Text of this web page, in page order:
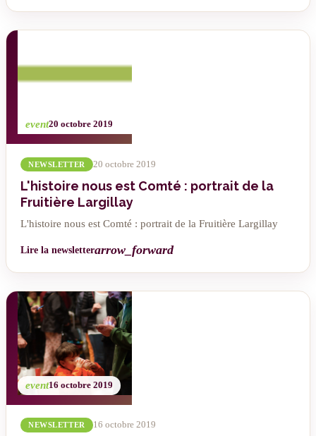
event20 octobre 2019
NEWSLETTER 20 octobre 2019
L'histoire nous est Comté : portrait de la
Fruitière Largillay
L'histoire nous est Comté : portrait de la Fruitière Largillay
Lire la newsletterarrow_forward
event16 octobre 2019
NEWSLETTER 16 octobre 2019